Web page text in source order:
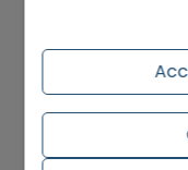
Fustera,
contemporain
l'élégance.
Description